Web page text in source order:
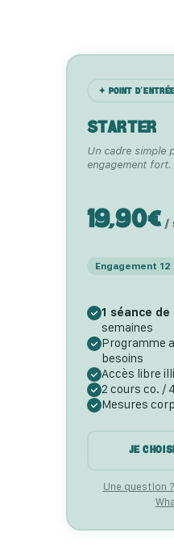
✦ POINT D’ENTRÉE
STARTER
Un cadre simple
engagement fort.
19,90€/
Engagement
1 séance de
semaines
Programme
besoins
Accès libre
2 cours co. /
Mesures
JE
Une question